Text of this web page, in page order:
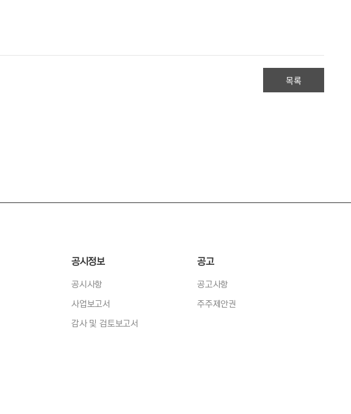
목록
공시정보
공시사항
사업보고서
감사 및 검토보고서
공고
공고사항
주주제안권